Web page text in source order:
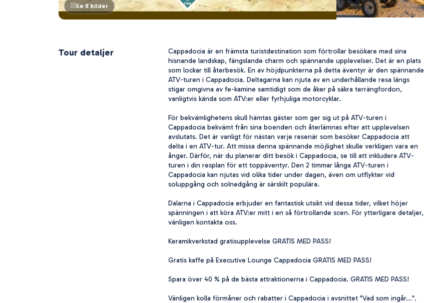
Se 8 bilder
Tour detaljer
Cappadocia är en främsta turistdestination som förtrollar besökare med sina
hisnande landskap, fängslande charm och spännande upplevelser. Det är en plats
som lockar till återbesök. En av höjdpunkterna på detta äventyr är den spännande
ATV-turen i Cappadocia. Deltagarna kan njuta av en underhållande resa längs
stigar omgivna av fe-kamine samtidigt som de åker på säkra terrängfordon,
vanligtvis kända som ATV:er eller fyrhjuliga motorcyklar.
För bekvämlighetens skull hämtas gäster som ger sig ut på ATV-turen i
Cappadocia bekvämt från sina boenden och återlämnas efter att upplevelsen
avslutats. Det är vanligt för nästan varje resenär som besöker Cappadocia att
delta i en ATV-tur. Att missa denna spännande möjlighet skulle verkligen vara en
ånger. Därför, när du planerar ditt besök i Cappadocia, se till att inkludera ATV-
turen i din resplan för ett toppäventyr. Den 2 timmar långa ATV-turen i
Cappadocia kan njutas vid olika tider under dagen, även om utflykter vid
soluppgång och solnedgång är särskilt populära.
Dalarna i Cappadocia erbjuder en fantastisk utsikt vid dessa tider, vilket höjer
spänningen i att köra ATV:er mitt i en så förtrollande scen. För ytterligare detaljer,
vänligen kontakta oss.
Keramikverkstad gratisupplevelse GRATIS MED PASS!
Gratis kaffe på Executive Lounge Cappadocia GRATIS MED PASS!
Spara över 40 % på de bästa attraktionerna i Cappadocia. GRATIS MED PASS!
Vänligen kolla förmåner och rabatter i Cappadocia i avsnittet "Vad som ingår...".